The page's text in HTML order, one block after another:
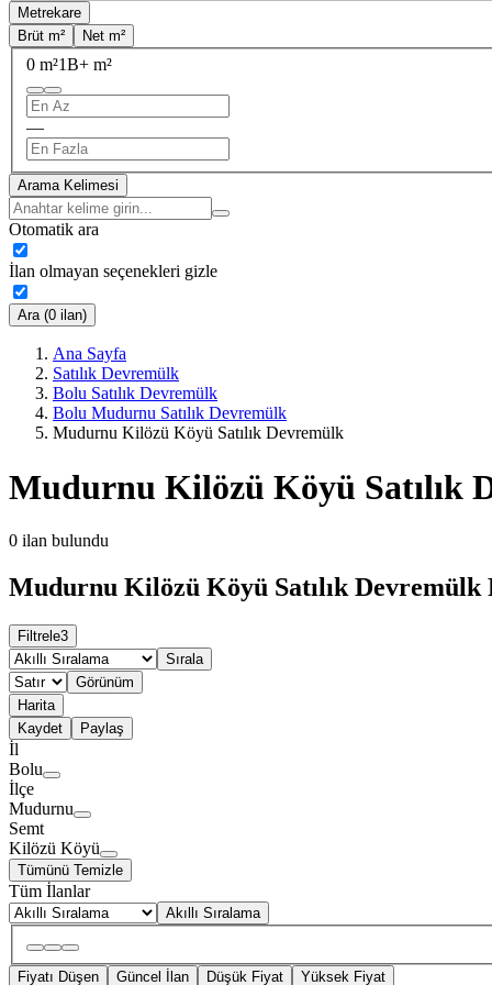
Metrekare
Brüt m²
Net m²
0 m²1B+ m²
—
Arama Kelimesi
Otomatik ara
İlan olmayan seçenekleri gizle
Ara (0 ilan)
Ana Sayfa
Satılık Devremülk
Bolu Satılık Devremülk
Bolu Mudurnu Satılık Devremülk
Mudurnu Kilözü Köyü Satılık Devremülk
Mudurnu Kilözü Köyü Satılık
0 ilan bulundu
Mudurnu Kilözü Köyü Satılık Devremülk
Filtrele3
Sırala
Görünüm
Harita
Kaydet
Paylaş
İl
Bolu
İlçe
Mudurnu
Semt
Kilözü Köyü
Tümünü Temizle
Tüm İlanlar
Akıllı Sıralama
Fiyatı Düşen Güncel İlan Düşük Fiyat Yüksek Fiyat